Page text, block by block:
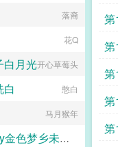
您
报
第
药
第
不
兑
第
第
管
第
落裔
花Q
白月光开心草莓头
白 憨白
马月猴年
我打造了旧日支配者神话by金色梦乡未删减版